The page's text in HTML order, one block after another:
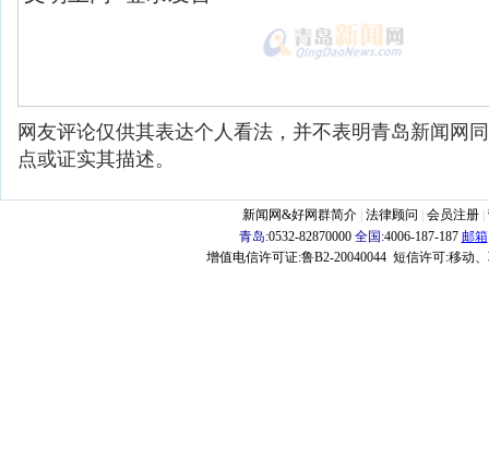
网友评论仅供其表达个人看法，并不表明青岛新闻网
点或证实其描述。